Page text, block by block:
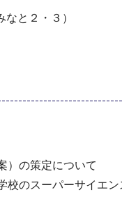
と２・３）
）の策定について
のスーパーサイエ